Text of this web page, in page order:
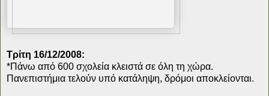
Τρίτη 16/12/2008:
*Πάνω από 600 σχολεία κλειστά σε όλη τη χώρα.
Πανεπιστήμια τελούν υπό κατάληψη, δρόμοι αποκλείονται.